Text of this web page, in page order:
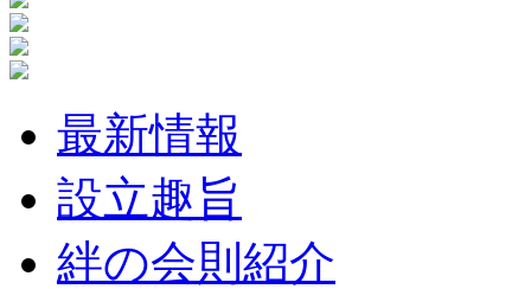
最新情報
設立趣旨
絆の会則紹介